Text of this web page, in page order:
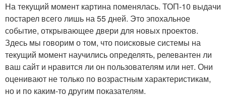
На текущий момент картина поменялась. ТОП-10 выдачи
постарел всего лишь на 55 дней. Это эпохальное
событие, открывающее двери для новых проектов.
Здесь мы говорим о том, что поисковые системы на
текущий момент научились определять, релевантен ли
ваш сайт и нравится ли он пользователям или нет. Они
оценивают не только по возрастным характеристикам,
но и по каким-то другим показателям.